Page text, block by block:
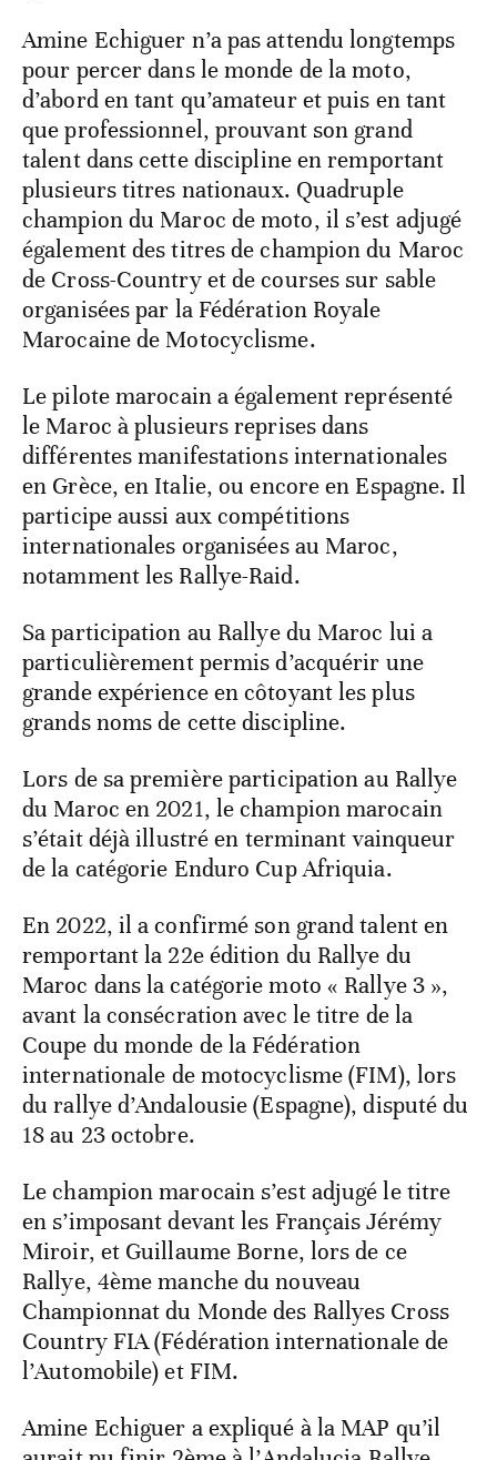
Amine Echiguer n’a pas attendu longtemps
pour percer dans le monde de la moto,
d’abord en tant qu’amateur et puis en tant
que professionnel, prouvant son grand
talent dans cette discipline en remportant
plusieurs titres nationaux. Quadruple
champion du Maroc de moto, il s’est adjugé
également des titres de champion du Maroc
de Cross-Country et de courses sur sable
organisées par la Fédération Royale
Marocaine de Motocyclisme.
Le pilote marocain a également représenté
le Maroc à plusieurs reprises dans
différentes manifestations internationales
en Grèce, en Italie, ou encore en Espagne. Il
participe aussi aux compétitions
internationales organisées au Maroc,
notamment les Rallye-Raid.
Sa participation au Rallye du Maroc lui a
particulièrement permis d’acquérir une
grande expérience en côtoyant les plus
grands noms de cette discipline.
Lors de sa première participation au Rallye
du Maroc en 2021, le champion marocain
s’était déjà illustré en terminant vainqueur
de la catégorie Enduro Cup Afriquia.
En 2022, il a confirmé son grand talent en
remportant la 22e édition du Rallye du
Maroc dans la catégorie moto « Rallye 3 »,
avant la consécration avec le titre de la
Coupe du monde de la Fédération
internationale de motocyclisme (FIM), lors
du rallye d’Andalousie (Espagne), disputé du
18 au 23 octobre.
Le champion marocain s’est adjugé le titre
en s’imposant devant les Français Jérémy
Miroir, et Guillaume Borne, lors de ce
Rallye, 4ème manche du nouveau
Championnat du Monde des Rallyes Cross
Country FIA (Fédération internationale de
l’Automobile) et FIM.
Amine Echiguer a expliqué à la MAP qu’il